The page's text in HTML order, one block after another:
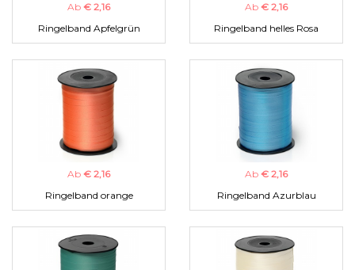
Ab € 2,16
Ringelband Apfelgrün
Ab € 2,16
Ringelband helles Rosa
Ab € 2,16
Ringelband orange
Ab € 2,16
Ringelband Azurblau